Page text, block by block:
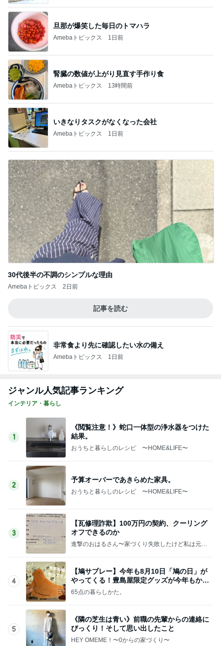
旦那が爆笑した毎日のトマハラ
Amebaトピックス 1日前
腎臓の数値が上がり見直す手作り食
Amebaトピックス 13時間前
いきなりタスクがなくなった会社
Amebaトピックス 1日前
30代後半の不調のシンプルな理由
Amebaトピックス 2日前
記事を読む
非常食より先に確認したい水の備え
Amebaトピックス 1日前
ジャンル人気記事ランキング
インテリア・暮らし
1
《閲覧注意！》蛇口一体型の浄水器をつけた
結果。
おうちと暮らしのレシピ 〜HOME&LIFE〜
2
予算オーバーであきらめた家具。
おうちと暮らしのレシピ 〜HOME&LIFE〜
3
【瓦修理詐欺】100万円の契約、クーリング
オフできるのか
進撃のおはるさん〜家づくり失敗したけど私は元気
4
【鳩サブレー】今年も8月10日「鳩の日」が
やってくる！豊島屋限定グッズが今年もかわ
いすぎる♡
65点の暮らしかた。
5
《隣の芝生は青い》前職の先輩からの連絡に
びっくり！そして思い出したこと
HEY OMEME！〜0からの家づくり〜